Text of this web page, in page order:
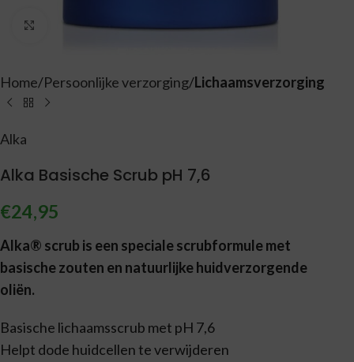
Vergroten
Home Persoonlijke verzorging Lichaamsverzorging
Alka
Alka Basische Scrub pH 7,6
€24,95
Alka® scrub is een speciale scrubformule met
basische zouten en natuurlijke huidverzorgende
oliën.
Basische lichaamsscrub met pH 7,6
Helpt dode huidcellen te verwijderen